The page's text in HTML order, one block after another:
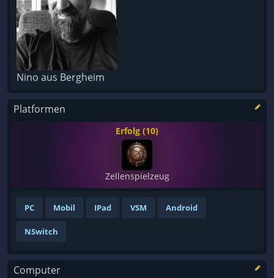
Nino aus Bergheim
Platformen
Erfolg (10)
Zellenspielzeug
PC Mobil IPad VSM Android
NSwitch
Computer